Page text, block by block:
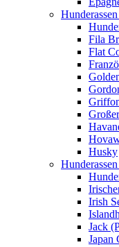
Fila
Flat
Husky
Irish
Jack
Japan